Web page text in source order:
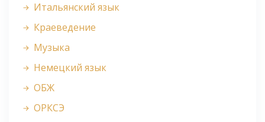
Итальянский язык
Краеведение
Музыка
Немецкий язык
ОБЖ
ОРКСЭ